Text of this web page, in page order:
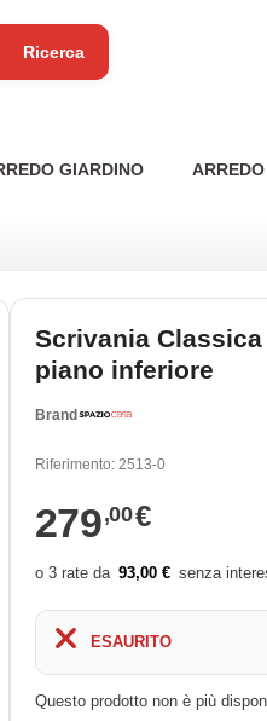
Ricerca
GIARDINO
Scrivania
piano inferiore
Brand
Riferimento: 2513-0
279,00€
93,00 €
ESAURITO
Questo prodotto non è più